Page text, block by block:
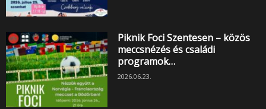
Piknik Foci Szentesen – közös
meccsnézés és családi
programok…
2026.06.23.